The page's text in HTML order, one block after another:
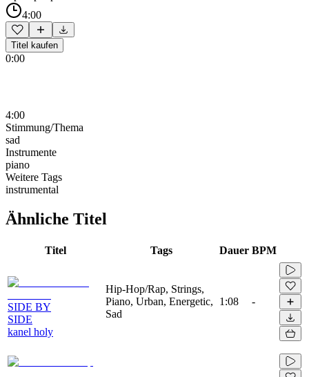
4:00
Titel kaufen
0:00
4:00
Stimmung/Thema
sad
Instrumente
piano
Weitere Tags
instrumental
Ähnliche Titel
Titel Tags Dauer BPM
SIDE BY
SIDE
kanel holy
Hip-Hop/Rap, Strings,
Piano, Urban, Energetic,
Sad
1:08 -